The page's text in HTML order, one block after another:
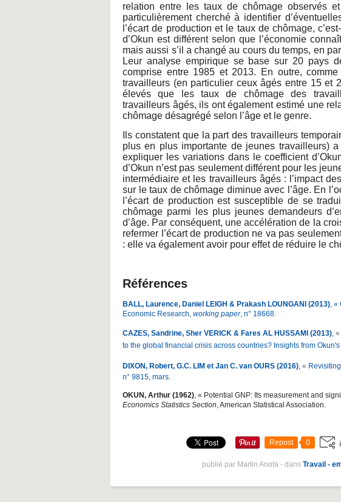
relation entre les taux de chômage observés
particulièrement cherché à identifier
l’écart de production et le taux de chômage,
d’Okun est différent selon que l’économie
mais aussi s’il a changé au cours du temps, en
Leur analyse empirique se base sur 20 pays
comprise entre 1985 et 2013. En outre,
travailleurs (en particulier ceux âgés entre 15 et
élevés que les taux de chômage des
travailleurs âgés, ils ont également estimé une
chômage désagrégé selon l’âge et le genre.
Ils constatent que la part des travailleurs
plus en plus importante de jeunes travailleurs)
expliquer les variations dans le coefficient
d’Okun n’est pas seulement différent pour les
intermédiaire et les travailleurs âgés : l’impact
sur le taux de chômage diminue avec l’âge. En
l’écart de production est susceptible de se
chômage parmi les plus jeunes demandeurs
d’âge. Par conséquent, une accélération de la
refermer l’écart de production ne va pas
: elle va également avoir pour effet de réduire le
Références
BALL, Laurence, Daniel LEIGH & Prakash LOUNGANI (2013), «
Economic Research, working paper, n° 18668.
CAZES, Sandrine, Sher VERICK & Fares AL HUSSAMI (2013), «
to the global financial crisis across countries? Insights from
DIXON, Robert, G.C. LIM et Jan C. van OURS (2016), «
n° 9815, mars.
OKUN, Arthur (1962), « Potential GNP: Its measurement and
Economics Statistics Section, American Statistical Association.
Repost 0
publié par Martin Anota - dans Travail -